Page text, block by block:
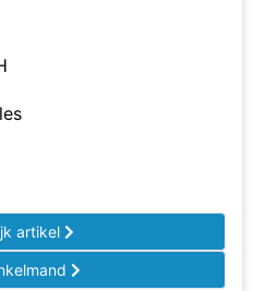
artikel